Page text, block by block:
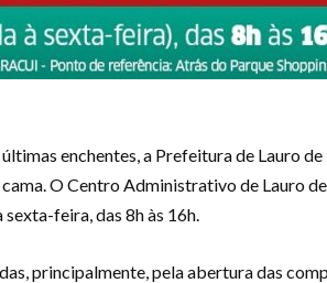
enchentes, a Prefeitura de Lauro
O Centro Administrativo de Lauro
sexta-feira, das 8h às 16h.
principalmente, pela abertura das